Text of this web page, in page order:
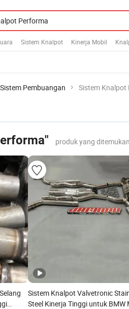
Sistem Knalpot Kinerja Mobil
Sistem Pembuangan Sistem Knalpot
produk yang
Sistem Knalpot Valvetronic
Steel Kinerja Tinggi untuk BMW